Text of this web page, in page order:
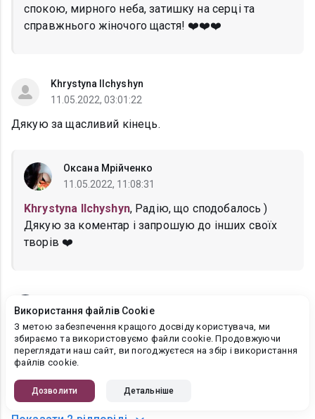
спокою, мирного неба, затишку на серці та
справжнього жіночого щастя! ❤️❤️❤️
Khrystyna Ilchyshyn
11.05.2022, 03:01:22
Дякую за щасливий кінець.
Оксана Мрійченко
11.05.2022, 11:08:31
Khrystyna Ilchyshyn, Радію, що сподобалось )
Дякую за коментар і запрошую до інших своїх
творів ❤️
09.05.2022, 15:29:55
Яка ніжна та прониклива історія))
Так й буває в житті, один не помічає й не хоче нічого
виявляє турботу))
Використання файлів Cookie
З метою забезпечення кращого досвіду користувача, ми
збираємо та використовуємо файли cookie. Продовжуючи
переглядати наш сайт, ви погоджуєтеся на збір і використання
файлів cookie.
Дозволити Детальніше